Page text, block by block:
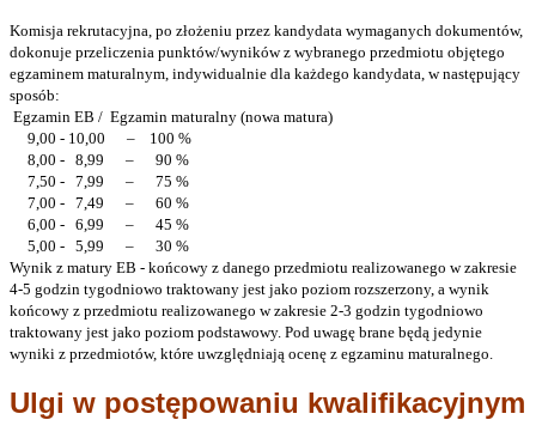
Komisja rekrutacyjna, po złożeniu przez kandydata wymaganych dokumentów,
dokonuje przeliczenia punktów/wyników z wybranego przedmiotu objętego
egzaminem maturalnym, indywidualnie dla każdego kandydata, w następujący
sposób:
Egzamin EB / Egzamin maturalny (nowa matura)
9,00 - 10,00 – 100 %
8,00 - 8,99 – 90 %
7,50 - 7,99 – 75 %
7,00 - 7,49 – 60 %
6,00 - 6,99 – 45 %
5,00 - 5,99 – 30 %
Wynik z matury EB - końcowy z danego przedmiotu realizowanego w zakresie
4-5 godzin tygodniowo traktowany jest jako poziom rozszerzony, a wynik
końcowy z przedmiotu realizowanego w zakresie 2-3 godzin tygodniowo
traktowany jest jako poziom podstawowy. Pod uwagę brane będą jedynie
wyniki z przedmiotów, które uwzględniają ocenę z egzaminu maturalnego.
Ulgi w postępowaniu kwalifikacyjnym